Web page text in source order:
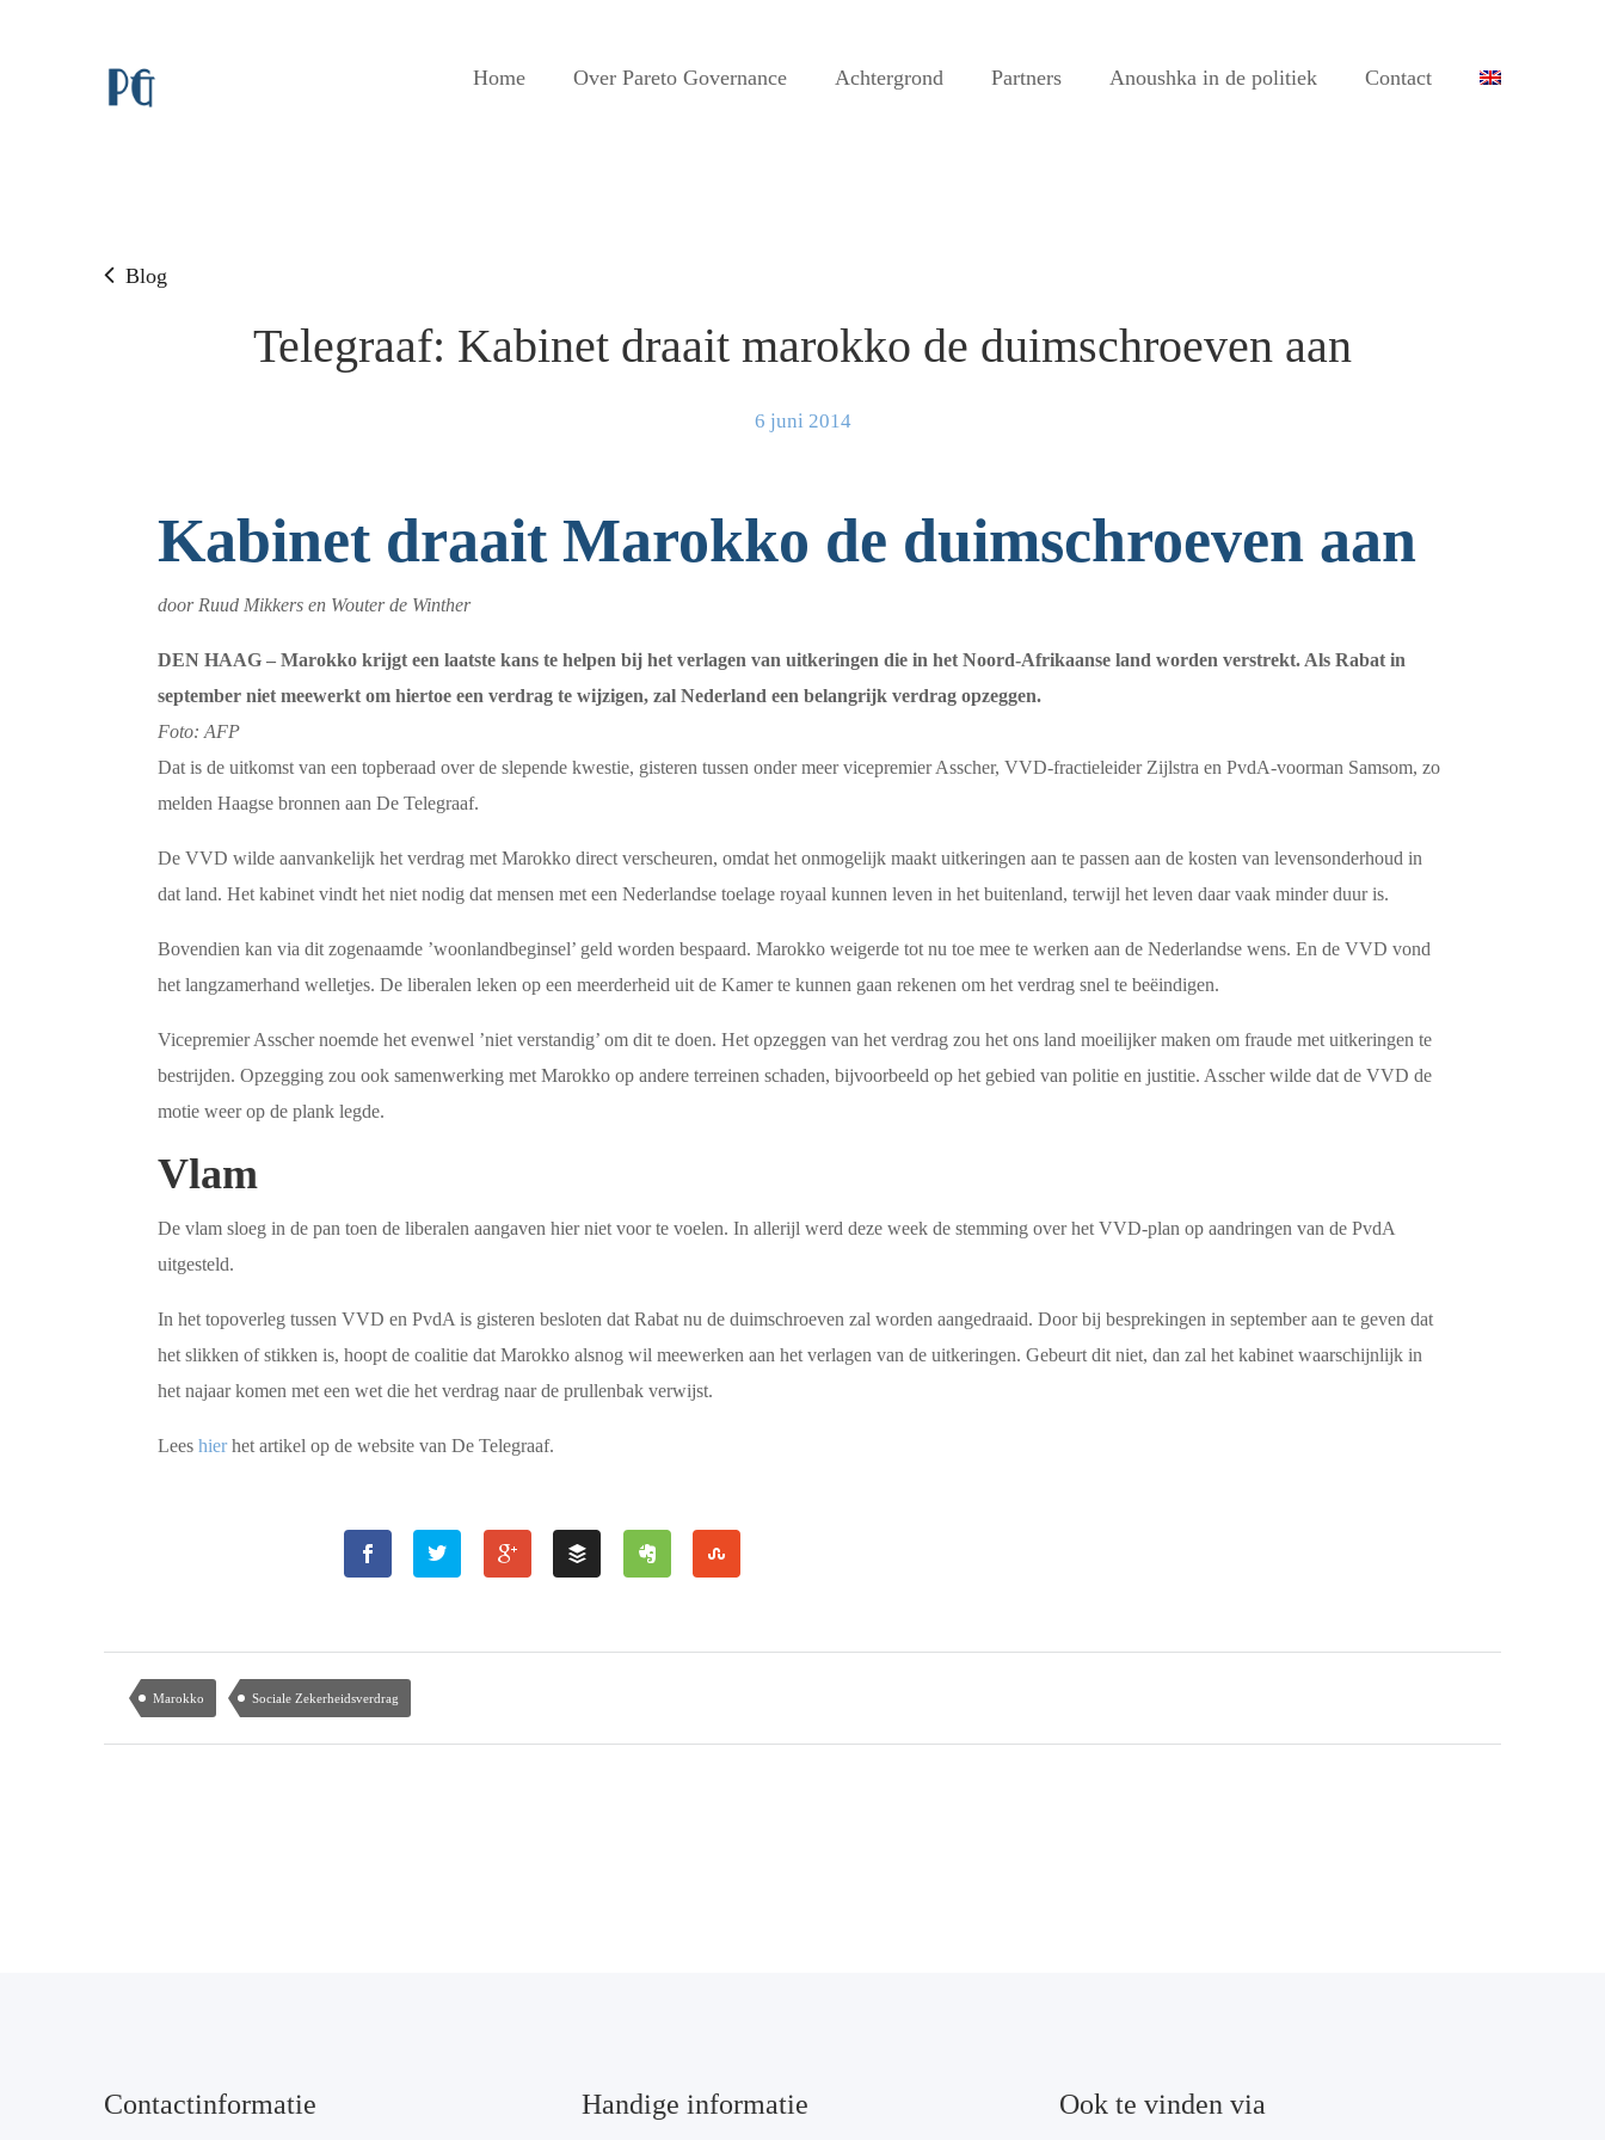
Home Over Pareto Governance Achtergrond Partners Anoushka in de politiek Contact
Blog
Telegraaf: Kabinet draait marokko de duimschroeven aan
6 juni 2014
Kabinet draait Marokko de duimschroeven aan
door Ruud Mikkers en Wouter de Winther
DEN HAAG – Marokko krijgt een laatste kans te helpen bij het verlagen van uitkeringen die in het Noord-Afrikaanse land worden verstrekt. Als Rabat in
september niet meewerkt om hiertoe een verdrag te wijzigen, zal Nederland een belangrijk verdrag opzeggen.
Foto: AFP
Dat is de uitkomst van een topberaad over de slepende kwestie, gisteren tussen onder meer vicepremier Asscher, VVD-fractieleider Zijlstra en PvdA-voorman Samsom, zo
melden Haagse bronnen aan De Telegraaf.
De VVD wilde aanvankelijk het verdrag met Marokko direct verscheuren, omdat het onmogelijk maakt uitkeringen aan te passen aan de kosten van levensonderhoud in
dat land. Het kabinet vindt het niet nodig dat mensen met een Nederlandse toelage royaal kunnen leven in het buitenland, terwijl het leven daar vaak minder duur is.
Bovendien kan via dit zogenaamde ’woonlandbeginsel’ geld worden bespaard. Marokko weigerde tot nu toe mee te werken aan de Nederlandse wens. En de VVD vond
het langzamerhand welletjes. De liberalen leken op een meerderheid uit de Kamer te kunnen gaan rekenen om het verdrag snel te beëindigen.
Vicepremier Asscher noemde het evenwel ’niet verstandig’ om dit te doen. Het opzeggen van het verdrag zou het ons land moeilijker maken om fraude met uitkeringen te
bestrijden. Opzegging zou ook samenwerking met Marokko op andere terreinen schaden, bijvoorbeeld op het gebied van politie en justitie. Asscher wilde dat de VVD de
motie weer op de plank legde.
Vlam
De vlam sloeg in de pan toen de liberalen aangaven hier niet voor te voelen. In allerijl werd deze week de stemming over het VVD-plan op aandringen van de PvdA
uitgesteld.
In het topoverleg tussen VVD en PvdA is gisteren besloten dat Rabat nu de duimschroeven zal worden aangedraaid. Door bij besprekingen in september aan te geven dat
het slikken of stikken is, hoopt de coalitie dat Marokko alsnog wil meewerken aan het verlagen van de uitkeringen. Gebeurt dit niet, dan zal het kabinet waarschijnlijk in
het najaar komen met een wet die het verdrag naar de prullenbak verwijst.
Lees hierhet artikel op de website van De Telegraaf.
Marokko Sociale Zekerheidsverdrag
Contactinformatie Handige informatie Ook te vinden via